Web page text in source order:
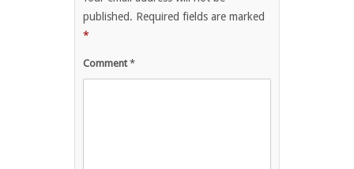
published. Required fields are marked
*
Comment*